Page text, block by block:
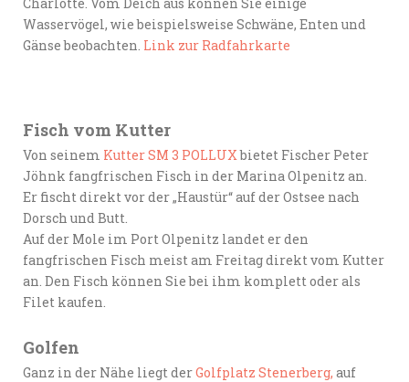
Wasservögel, wie beispielsweise Schwäne, Enten und
Gänse beobachten. Link zur Radfahrkarte
Fisch vom Kutter
Von seinem Kutter SM 3 POLLUXbietet Fischer Peter
Jöhnk fangfrischen Fisch in der Marina Olpenitz an.
Er fischt direkt vor der „Haustür“ auf der Ostsee nach
Dorsch und Butt.
Auf der Mole im Port Olpenitz landet er den
fangfrischen Fisch meist am Freitag direkt vom Kutter
an. Den Fisch können Sie bei ihm komplett oder als
Filet kaufen.
Golfen
Ganz in der Nähe liegt derGolfplatz Stenerberg, auf